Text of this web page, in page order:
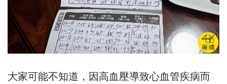
大家可能不知道，因高血壓導致心血管疾病而